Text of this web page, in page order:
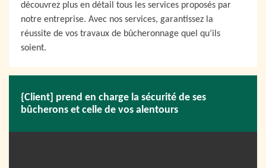
découvrez plus en détail tous les services proposés par
notre entreprise. Avec nos services, garantissez la
réussite de vos travaux de bûcheronnage quel qu’ils
soient.
{Client] prend en charge la sécurité de ses
bûcherons et celle de vos alentours